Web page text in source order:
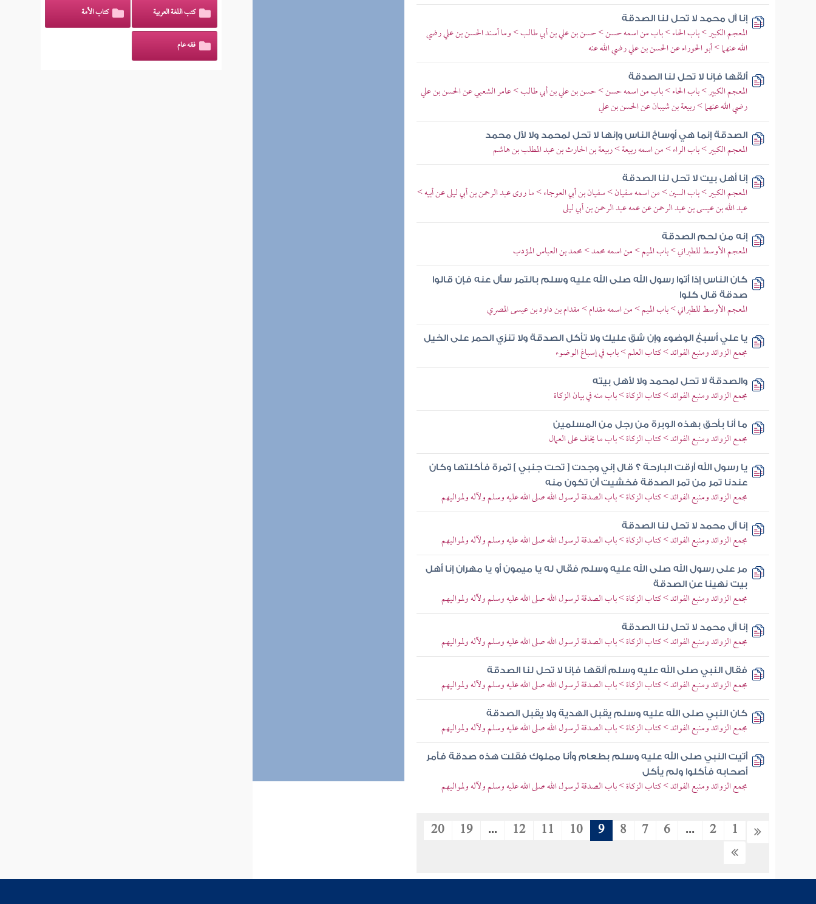
إنا آل محمد لا تحل لنا الصدقة
المعجم الكبير > باب الحاء > باب من اسمه حسن > حسن بن علي بن أبي طالب > وما أسند الحسن بن علي رضي
الله عنهما > أبو الحوراء عن الحسن بن علي رضي الله عنه
ألقها فإنا لا تحل لنا الصدقة
المعجم الكبير > باب الحاء > باب من اسمه حسن > حسن بن علي بن أبي طالب > عامر الشعبي عن الحسن بن علي
رضي الله عنهما > ربيعة بن شيبان عن الحسن بن علي
الصدقة إنما هي أوساخ الناس وإنها لا تحل لمحمد ولا لآل محمد
المعجم الكبير > باب الراء > من اسمه ربيعة > ربيعة بن الحارث بن عبد المطلب بن هاشم
إنا أهل بيت لا تحل لنا الصدقة
المعجم الكبير > باب السين > من اسمه سفيان > سفيان بن أبي العوجاء > ما روى عبد الرحمن بن أبي ليلى عن أبيه >
عبد الله بن عيسى بن عبد الرحمن عن عمه عبد الرحمن بن أبي ليلى
إنه من لحم الصدقة
المعجم الأوسط للطبراني > باب الميم > من اسمه محمد > محمد بن العباس المؤدب
كان الناس إذا أتوا رسول الله صلى الله عليه وسلم بالتمر سأل عنه فإن قالوا
صدقة قال كلوا
المعجم الأوسط للطبراني > باب الميم > من اسمه مقدام > مقدام بن داود بن عيسى المصري
يا علي أسبغ الوضوء وإن شق عليك ولا تأكل الصدقة ولا تنزي الحمر على الخيل
مجمع الزوائد ومنبع الفوائد > كتاب العلم > باب في إسباغ الوضوء
والصدقة لا تحل لمحمد ولا لأهل بيته
مجمع الزوائد ومنبع الفوائد > كتاب الزكاة > باب منه في بيان الزكاة
ما أنا بأحق بهذه الوبرة من رجل من المسلمين
مجمع الزوائد ومنبع الفوائد > كتاب الزكاة > باب ما يخاف على العمال
يا رسول الله أرقت البارحة ؟ قال إني وجدت [ تحت جنبي ] تمرة فأكلتها وكان
عندنا تمر من تمر الصدقة فخشيت أن تكون منه
مجمع الزوائد ومنبع الفوائد > كتاب الزكاة > باب الصدقة لرسول الله صلى الله عليه وسلم ولآله ولمواليهم
إنا آل محمد لا تحل لنا الصدقة
مجمع الزوائد ومنبع الفوائد > كتاب الزكاة > باب الصدقة لرسول الله صلى الله عليه وسلم ولآله ولمواليهم
مر على رسول الله صلى الله عليه وسلم فقال له يا ميمون أو يا مهران إنا أهل
بيت نهينا عن الصدقة
مجمع الزوائد ومنبع الفوائد > كتاب الزكاة > باب الصدقة لرسول الله صلى الله عليه وسلم ولآله ولمواليهم
إنا آل محمد لا تحل لنا الصدقة
مجمع الزوائد ومنبع الفوائد > كتاب الزكاة > باب الصدقة لرسول الله صلى الله عليه وسلم ولآله ولمواليهم
فقال النبي صلى الله عليه وسلم ألقها فإنا لا تحل لنا الصدقة
مجمع الزوائد ومنبع الفوائد > كتاب الزكاة > باب الصدقة لرسول الله صلى الله عليه وسلم ولآله ولمواليهم
كان النبي صلى الله عليه وسلم يقبل الهدية ولا يقبل الصدقة
مجمع الزوائد ومنبع الفوائد > كتاب الزكاة > باب الصدقة لرسول الله صلى الله عليه وسلم ولآله ولمواليهم
أتيت النبي صلى الله عليه وسلم بطعام وأنا مملوك فقلت هذه صدقة فأمر
أصحابه فأكلوا ولم يأكل
مجمع الزوائد ومنبع الفوائد > كتاب الزكاة > باب الصدقة لرسول الله صلى الله عليه وسلم ولآله ولمواليهم
1
2
...
6
7
8
9
10
11
12
...
19
20
كتب اللغة العربية كتاب الأمة
فقه عام